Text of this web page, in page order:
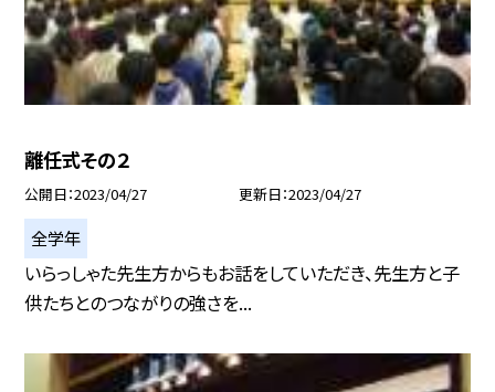
離任式その２
公開日 2023/04/27 更新日 2023/04/27
全学年
いらっしゃた先生方からもお話をしていただき、先生方と子
供たちとのつながりの強さを...